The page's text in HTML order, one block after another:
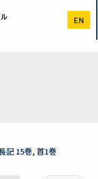
EN
記 15巻, 首1巻